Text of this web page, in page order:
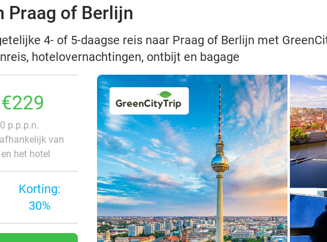
Praag of Berlijn
4- of 5-daagse reis naar Praag of Berlijn met
hotelovernachtingen, ontbijt en bagage
€229
p.p.p.n.
van
het hotel
Korting:
30%